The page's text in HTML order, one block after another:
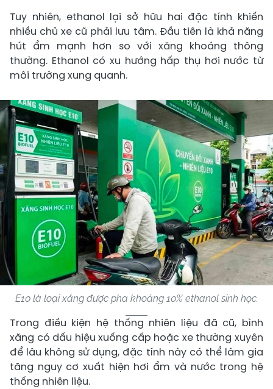
Tuy nhiên, ethanol lại sở hữu hai đặc tính khiến
nhiều chủ xe cũ phải lưu tâm. Đầu tiên là khả năng
hút ẩm mạnh hơn so với xăng khoáng thông
thường. Ethanol có xu hướng hấp thụ hơi nước từ
môi trường xung quanh.
E10 là loại xăng được pha khoảng 10% ethanol sinh học.
Trong điều kiện hệ thống nhiên liệu đã cũ, bình
xăng có dấu hiệu xuống cấp hoặc xe thường xuyên
để lâu không sử dụng, đặc tính này có thể làm gia
tăng nguy cơ xuất hiện hơi ẩm và nước trong hệ
thống nhiên liệu.